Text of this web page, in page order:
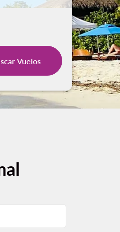
Vuelos